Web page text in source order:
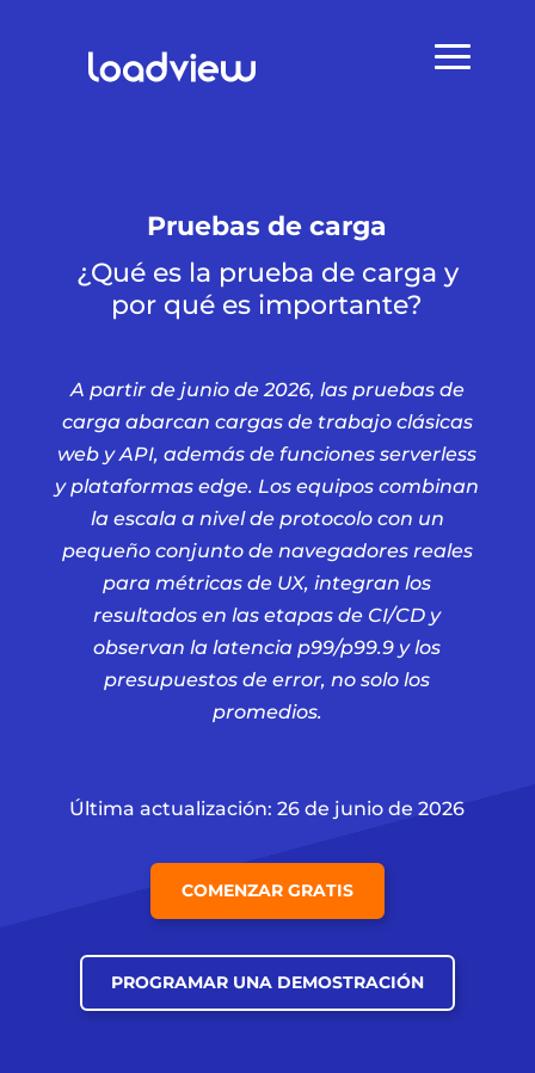
Pruebas de carga
¿Qué es la prueba de carga y
por qué es importante?
A partir de junio de 2026, las pruebas de
carga abarcan cargas de trabajo clásicas
web y API, además de funciones serverless
y plataformas edge. Los equipos combinan
la escala a nivel de protocolo con un
pequeño conjunto de navegadores reales
para métricas de UX, integran los
resultados en las etapas de CI/CD y
observan la latencia p99/p99.9 y los
presupuestos de error, no solo los
promedios.
Última actualización: 26 de junio de 2026
COMENZAR GRATIS
PROGRAMAR UNA DEMOSTRACIÓN